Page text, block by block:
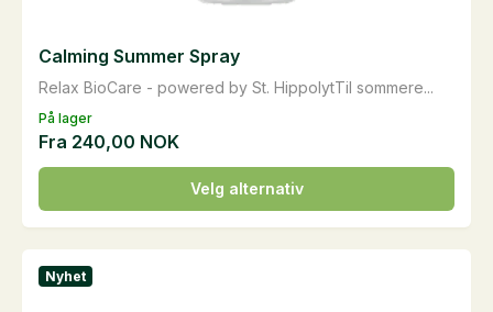
På lager
Relax BioCare - powered by St. HippolytTil sommere...
Calming Summer Spray
Fra 240,00 NOK
Velg alternativ
Dette
produktet
har
flere
varianter.
Nyhet